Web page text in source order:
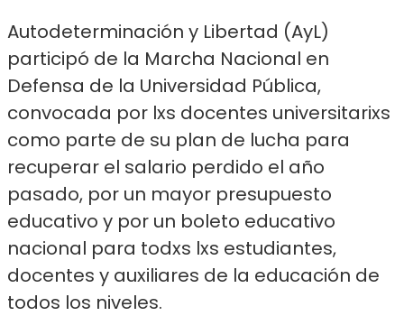
Autodeterminación y Libertad (AyL)
participó de la Marcha Nacional en
Defensa de la Universidad Pública,
convocada por lxs docentes universitarixs
como parte de su plan de lucha para
recuperar el salario perdido el año
pasado, por un mayor presupuesto
educativo y por un boleto educativo
nacional para todxs lxs estudiantes,
docentes y auxiliares de la educación de
todos los niveles.